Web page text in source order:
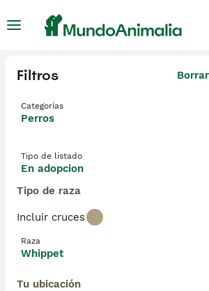
Filtros
Categorías
Perros
Tipo de listado
En adopcion
Tipo de raza
Incluir cruces
Raza
Whippet
Tu ubicación